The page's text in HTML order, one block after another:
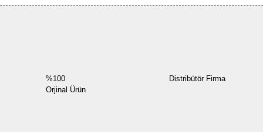
%100
Orjinal Ürün
Distribütör Firma